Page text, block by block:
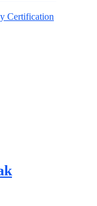
Certification